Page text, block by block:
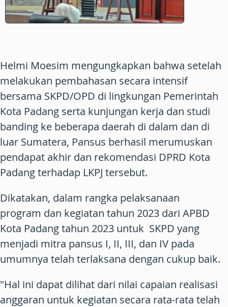
Helmi Moesim mengungkapkan bahwa setelah
melakukan pembahasan secara intensif
bersama SKPD/OPD di lingkungan Pemerintah
Kota Padang serta kunjungan kerja dan studi
banding ke beberapa daerah di dalam dan di
luar Sumatera, Pansus berhasil merumuskan
pendapat akhir dan rekomendasi DPRD Kota
Padang terhadap LKPJ tersebut.
Dikatakan, dalam rangka pelaksanaan
program dan kegiatan tahun 2023 dari APBD
Kota Padang tahun 2023 untuk SKPD yang
menjadi mitra pansus I, II, III, dan IV pada
umumnya telah terlaksana dengan cukup baik.
"Hal ini dapat dilihat dari nilai capaian realisasi
anggaran untuk kegiatan secara rata-rata telah